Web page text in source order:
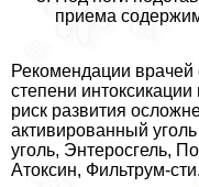
приема
Рекомендации врачей
степени
риск развития
активированный
уголь, Энтеросгель,
Атоксин, Фильтрум-сти.